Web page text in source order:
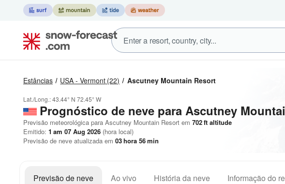
Estâncias USA - Vermont (22) Ascutney Mountain Resort
Lat./Long.:43.44° N 72.45° W
Prognóstico de neve para Ascutney
Previsão meteorológica para Ascutney Mountain Resort em 702ft altitude
Emitido: 1 am 07 Aug 2026 (hora local)
Previsão de neve atualizada em 03hora 56min
Previsão de neve Ao vivo História da neve Informação do